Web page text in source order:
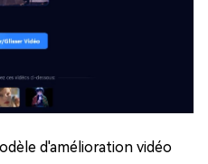
d'amélioration vidéo